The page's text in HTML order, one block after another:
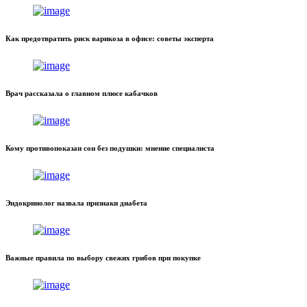
Как предотвратить риск варикоза в офисе: советы эксперта
Врач рассказала о главном плюсе кабачков
Кому противопоказан сон без подушки: мнение специалиста
Эндокринолог назвала признаки диабета
Важные правила по выбору свежих грибов при покупке